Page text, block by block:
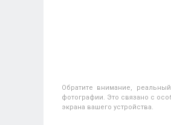
Обратите внимание,
фотографии. Это связано с
экрана вашего устройства.